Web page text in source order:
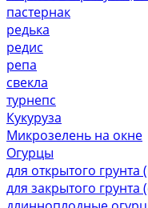
пастернак
редька
редис
репа
свекла
турнепс
Кукуруза
Микрозелень на окне
Огурцы
для открытого
для закрытого